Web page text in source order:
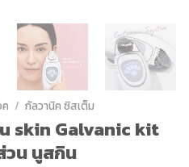
/ กัลวานิค ซิสเต็ม
skin Galvanic kit
วน นูสกิน